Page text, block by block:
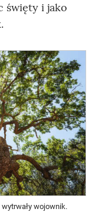
święty i jako
wojownik.